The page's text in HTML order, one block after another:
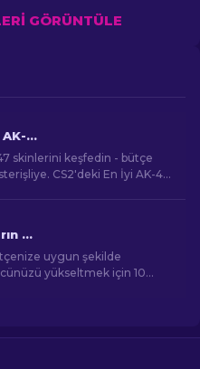
GÖRÜNTÜLE
CS2'deki En İyi AK-47 Skinleri: Ucuza Pahalıya
skinlerini keşfedin - bütçe
CS2'deki En İyi AK-47
CS2'de 10 Doların Altında En İyi Ucuz AK-47 Skinleri
uygun şekilde
yükseltmek için 10